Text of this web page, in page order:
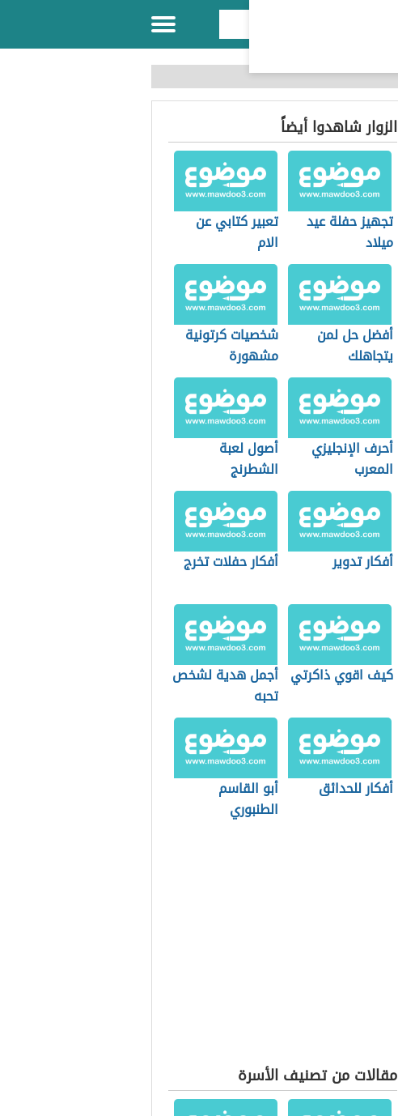
الزوار شاهدوا أيضاً
تجهيز حفلة عيد
ميلاد
تعبير كتابي عن
الام
أفضل حل لمن
يتجاهلك
شخصيات كرتونية
مشهورة
أحرف الإنجليزي
المعرب
أصول لعبة
الشطرنج
أفكار تدوير أفكار حفلات تخرج
كيف اقوي ذاكرتي أجمل هدية لشخص
تحبه
أفكار للحدائق
أبو القاسم
الطنبوري
مقالات من تصنيف الأسرة